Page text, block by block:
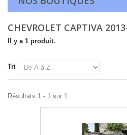
CHEVROLET CAPTIVA
Il y a 1 produit.
Tri
Résultats 1 - 1 sur 1.